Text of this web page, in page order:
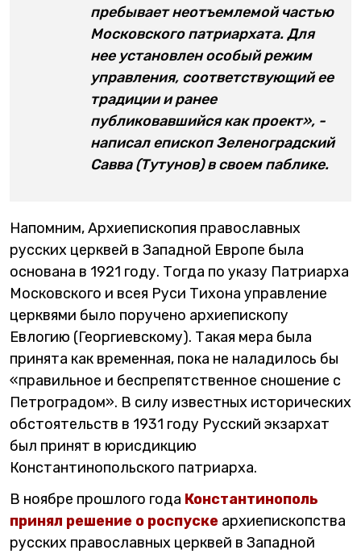
пребывает неотъемлемой частью
Московского патриархата. Для
нее установлен особый режим
управления, соответствующий ее
традиции и ранее
публиковавшийся как проект», -
написал епископ Зеленоградский
Савва (Тутунов) в своем паблике.
Напомним, Архиепископия православных
русских церквей в Западной Европе была
основана в 1921 году. Тогда по указу Патриарха
Московского и всея Руси Тихона управление
церквями было поручено архиепископу
Евлогию (Георгиевскому). Такая мера была
принята как временная, пока не наладилось бы
«правильное и беспрепятственное сношение с
Петроградом». В силу известных исторических
обстоятельств в 1931 году Русский экзархат
был принят в юрисдикцию
Константинопольского патриарха.
В ноябре прошлого года Константинополь
принял решение о роспуске архиепископства
русских православных церквей в Западной